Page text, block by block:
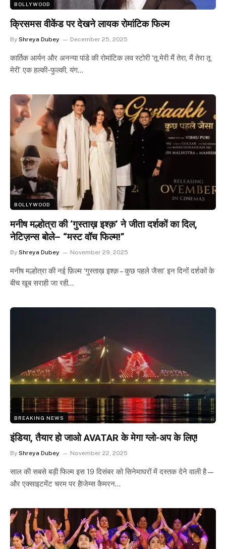
BOLLYWOOD
क्रिसमस वीकेंड पर देखने लायक रोमांटिक फिल्म
By Shreya Dubey December 25, 2025
कार्तिक आर्यन और अनन्या पांडे की रोमांटिक लव स्टोरी ‘तू मेरी मैं तेरा, मैं तेरा तू
मेरी’ एक हल्की-फुल्की, यंग…
BOLLYWOOD
मनीष मल्होत्रा की ‘गुस्ताख़ इश्क़’ ने जीता दर्शकों का दिल,
नेटिज़न्स बोले– “मस्ट वॉच फिल्म!”
By Shreya Dubey November 29, 2025
मनीष मल्होत्रा की नई फ़िल्म ‘गुस्ताख़ इश्क़ – कुछ पहले जैसा’ इन दिनों दर्शकों के
बीच खूब सराही जा रही…
BREAKING NEWS
इंडिया, तैयार हो जाओ AVATAR के मेगा ग्लो-अप के लिए!
By Shreya Dubey November 22, 2025
साल की सबसे बड़ी फिल्म इस 19 दिसंबर को सिनेमाघरों में दस्तक देने वाली है—
और एक्साइटमेंट चरम पर है!जेम्स कैमरन…